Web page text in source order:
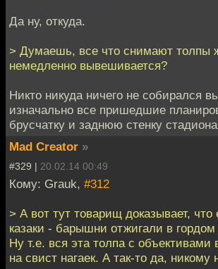
Да ну, откуда.
> Думаешь, все что снимают толпы
немедленно вывешивается?
Никто никуда ничего не собирался
изначально все пришедшие
брусчатку и заднюю стенку
Mad Creator »
#329 | 20.02.14 00:49
Кому: Grauk, #312
> А вот тут товарищ доказывает,
казаки - барышни отжигали в гордом
Ну т.е. вся эта толпа с объективами
на свист нагаек. А так-то да, никому